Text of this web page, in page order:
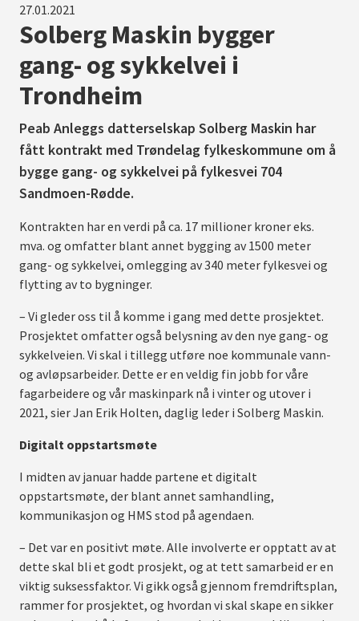
27.01.2021
Solberg Maskin bygger
gang- og sykkelvei i
Trondheim
Peab Anleggs datterselskap Solberg Maskin har
fått kontrakt med Trøndelag fylkeskommune om å
bygge gang- og sykkelvei på fylkesvei 704
Sandmoen-Rødde.
Kontrakten har en verdi på ca. 17 millioner kroner eks.
mva. og omfatter blant annet bygging av 1500 meter
gang- og sykkelvei, omlegging av 340 meter fylkesvei og
flytting av to bygninger.
– Vi gleder oss til å komme i gang med dette prosjektet.
Prosjektet omfatter også belysning av den nye gang- og
sykkelveien. Vi skal i tillegg utføre noe kommunale vann-
og avløpsarbeider. Dette er en veldig fin jobb for våre
fagarbeidere og vår maskinpark nå i vinter og utover i
2021, sier Jan Erik Holten, daglig leder i Solberg Maskin.
Digitalt oppstartsmøte
I midten av januar hadde partene et digitalt
oppstartsmøte, der blant annet samhandling,
kommunikasjon og HMS stod på agendaen.
– Det var en positivt møte. Alle involverte er opptatt av at
dette skal bli et godt prosjekt, og at tett samarbeid er en
viktig suksessfaktor. Vi gikk også gjennom fremdriftsplan,
rammer for prosjektet, og hvordan vi skal skape en sikker